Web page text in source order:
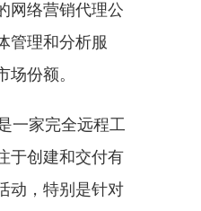
网络营销代理公
管理和分析服
份额。
一家完全远程工
于创建和交付有
动，特别是针对